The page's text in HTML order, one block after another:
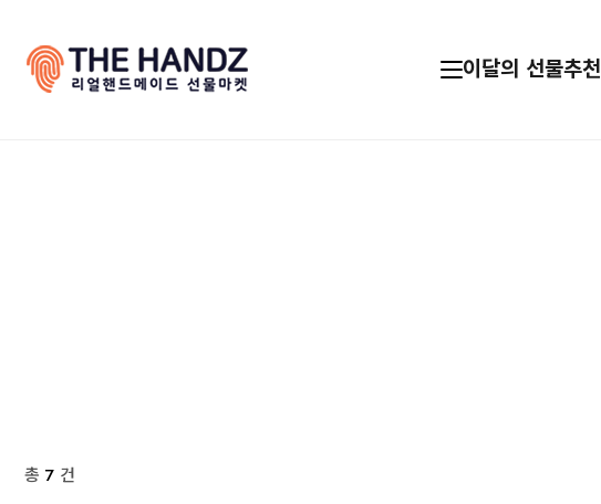
이달의 선물추천
총 7 건